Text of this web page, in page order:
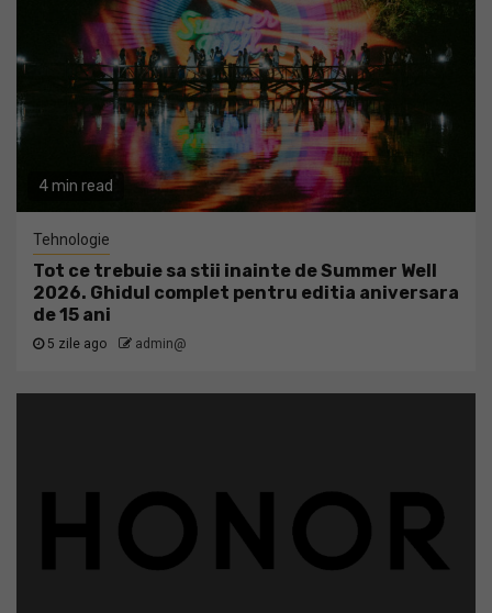
4 min read
Tehnologie
Tot ce trebuie sa stii inainte de Summer Well
2026. Ghidul complet pentru editia aniversara
de 15 ani
5 zile ago admin@